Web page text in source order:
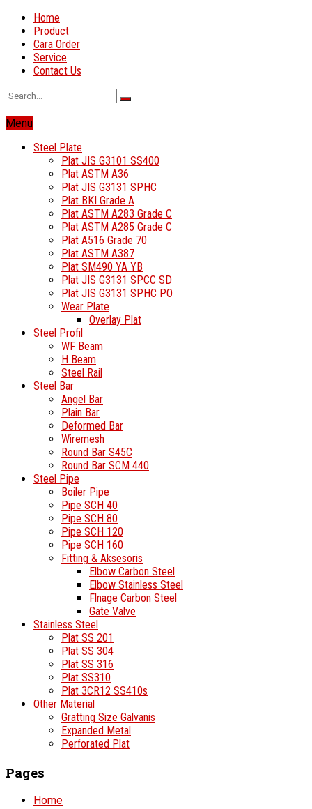
Home
Product
Cara Order
Service
Contact Us
Menu
Steel Plate
Plat JIS G3101 SS400
Plat ASTM A36
Plat JIS G3131 SPHC
Plat BKI Grade A
Plat ASTM A283 Grade C
Plat ASTM A285 Grade C
Plat A516 Grade 70
Plat ASTM A387
Plat SM490 YA YB
Plat JIS G3131 SPCC SD
Plat JIS G3131 SPHC PO
Wear Plate
Overlay Plat
Steel Profil
WF Beam
H Beam
Steel Rail
Steel Bar
Angel Bar
Plain Bar
Deformed Bar
Wiremesh
Round Bar S45C
Round Bar SCM 440
Steel Pipe
Boiler Pipe
Pipe SCH 40
Pipe SCH 80
Pipe SCH 120
Pipe SCH 160
Fitting & Aksesoris
Elbow Carbon Steel
Elbow Stainless Steel
Flnage Carbon Steel
Gate Valve
Stainless Steel
Plat SS 201
Plat SS 304
Plat SS 316
Plat SS310
Plat 3CR12 SS410s
Other Material
Gratting Size Galvanis
Expanded Metal
Perforated Plat
Pages
Home